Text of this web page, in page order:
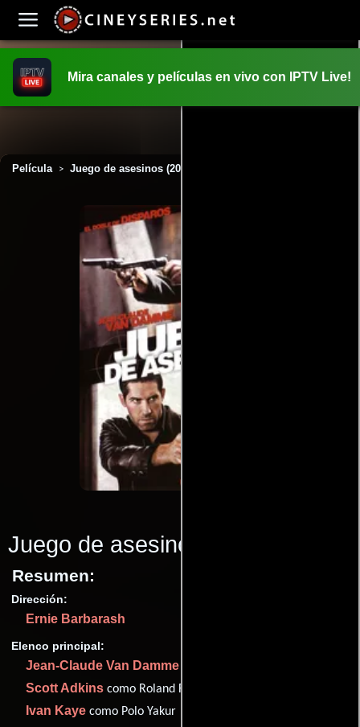
Mira canales y películas en vivo con IPTV Live!
Película > Juego de asesinos (2011)
Juego de asesinos
Resumen:
Dirección:
Ernie Barbarash
Elenco principal:
Jean-Claude Van Damme
Scott Adkins como Roland Flint
Ivan Kaye como Polo Yakur